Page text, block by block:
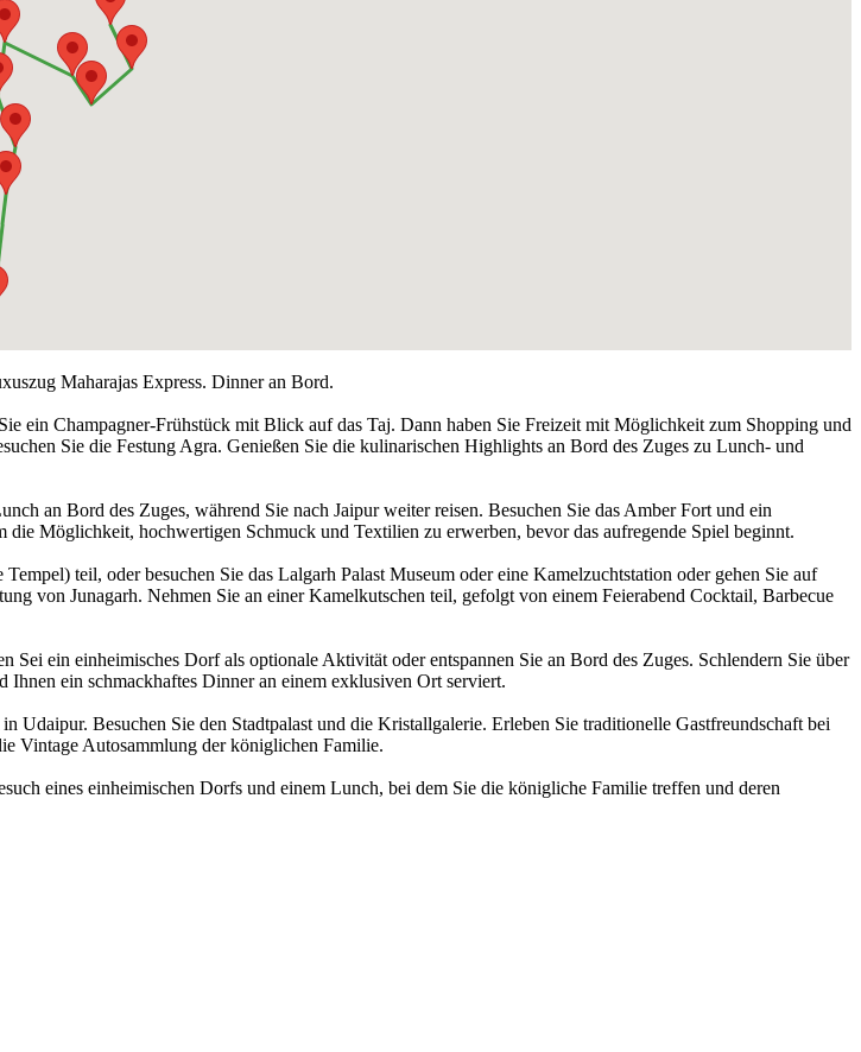
Maharajas Express. Dinner an Bord.
ein Champagner-Frühstück mit Blick auf das Taj. Dann haben Sie Freizeit mit Möglichkeit zum Shopping und
Sie die Festung Agra. Genießen Sie die kulinarischen Highlights an Bord des Zuges zu Lunch- und
an Bord des Zuges, während Sie nach Jaipur weiter reisen. Besuchen Sie das Amber Fort und ein
Möglichkeit, hochwertigen Schmuck und Textilien zu erwerben, bevor das aufregende Spiel beginnt.
teil, oder besuchen Sie das Lalgarh Palast Museum oder eine Kamelzuchtstation oder gehen Sie auf
von Junagarh. Nehmen Sie an einer Kamelkutschen teil, gefolgt von einem Feierabend Cocktail, Barbecue
ein einheimisches Dorf als optionale Aktivität oder entspannen Sie an Bord des Zuges. Schlendern Sie über
ein schmackhaftes Dinner an einem exklusiven Ort serviert.
Besuchen Sie den Stadtpalast und die Kristallgalerie. Erleben Sie traditionelle Gastfreundschaft bei
Vintage Autosammlung der königlichen Familie.
eines einheimischen Dorfs und einem Lunch, bei dem Sie die königliche Familie treffen und deren